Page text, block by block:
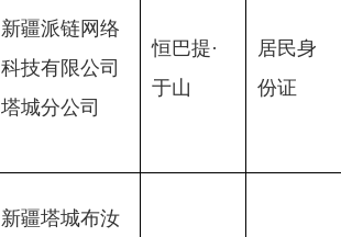
新疆派链网络
科技有限公司
塔城分公司
恒巴提·
于山
居民身
份证
新疆塔城布汝